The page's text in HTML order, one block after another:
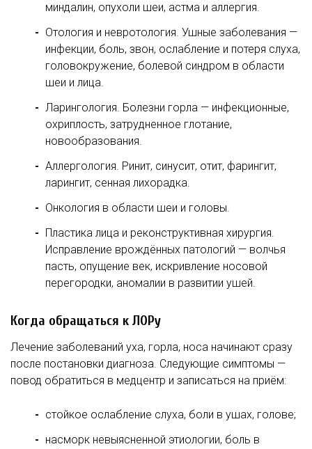
миндалин, опухоли шеи, астма и аллергия.
Отология и невротология. Ушные заболевания —
инфекции, боль, звон, ослабление и потеря слуха,
головокружение, болевой синдром в области
шеи и лица.
Ларингология. Болезни горла — инфекционные,
охриплость, затрудненное глотание,
новообразования.
Аллергология. Ринит, синусит, отит, фарингит,
ларингит, сенная лихорадка.
Онкология в области шеи и головы.
Пластика лица и реконструктивная хирургия.
Исправление врождённых патологий — волчья
пасть, опущение век, искривление носовой
перегородки, аномалии в развитии ушей.
Когда обращаться к ЛОРу
Лечение заболеваний уха, горла, носа начинают сразу
после постановки диагноза. Следующие симптомы —
повод обратиться в медцентр и записаться на приём:
стойкое ослабление слуха, боли в ушах, голове;
насморк невыясненной этиологии, боль в